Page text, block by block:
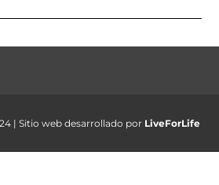
| Sitio web desarrollado por LiveForLife